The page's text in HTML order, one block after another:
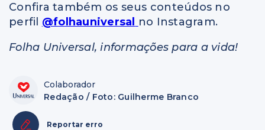
Confira também os seus conteúdos no
perfil @folhauniversal no Instagram.
Folha Universal, informações para a vida!
Colaborador
Redação / Foto: Guilherme Branco
Reportar erro